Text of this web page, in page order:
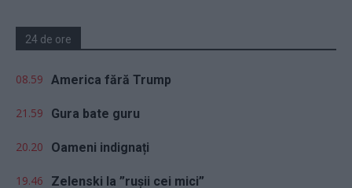
24 de ore
08.59 America fără Trump
21.59 Gura bate guru
20.20 Oameni indignați
19.46 Zelenski la ”rușii cei mici”